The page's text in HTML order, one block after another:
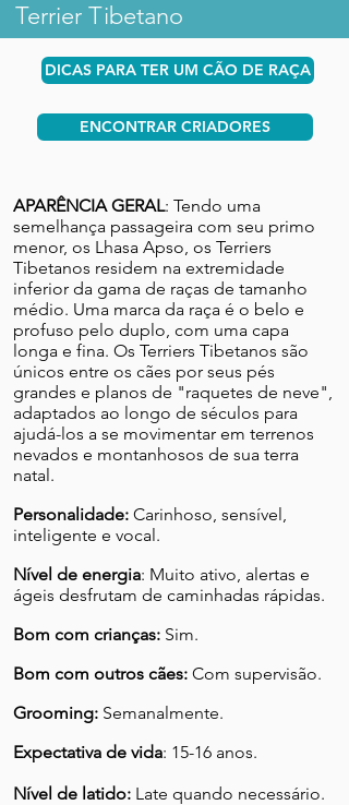
Terrier Tibetano
DICAS PARA TER UM CÃO DE RAÇA
ENCONTRAR CRIADORES
APARÊNCIA GERAL: Tendo uma
semelhança passageira com seu primo
menor, os Lhasa Apso, os Terriers
Tibetanos residem na extremidade
inferior da gama de raças de tamanho
médio. Uma marca da raça é o belo e
profuso pelo duplo, com uma capa
longa e fina. Os Terriers Tibetanos são
únicos entre os cães por seus pés
grandes e planos de "raquetes de neve",
adaptados ao longo de séculos para
ajudá-los a se movimentar em terrenos
nevados e montanhosos de sua terra
natal.
Personalidade: Carinhoso, sensível,
inteligente e vocal.
Nível de energia: Muito ativo, alertas e
ágeis desfrutam de caminhadas rápidas.
Bom com crianças: Sim.
Bom com outros cães: Com supervisão.
Grooming: Semanalmente.
Expectativa de vida: 15-16 anos.
Nível de latido: Late quando necessário.